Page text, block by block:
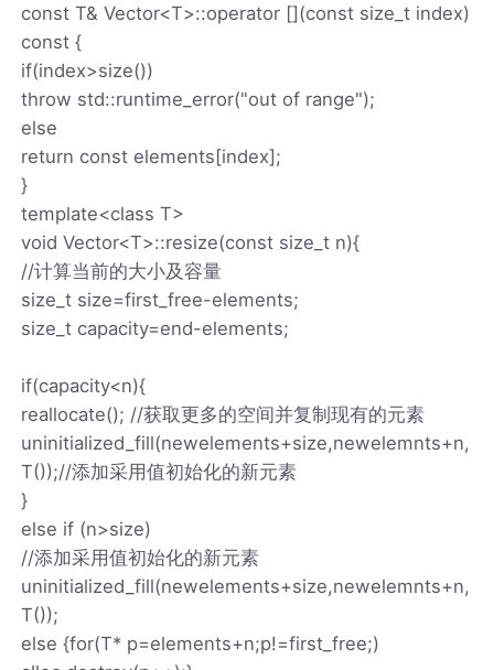
const T& Vector<T>::operator [](const size_t index)
const {
if(index>size())
throw std::runtime_error("out of range");
else
return const elements[index];
}
template<class T>
void Vector<T>::resize(const size_t n){
//计算当前的大小及容量
size_t size=first_free-elements;
size_t capacity=end-elements;
if(capacity<n){
reallocate(); //获取更多的空间并复制现有的元素
uninitialized_fill(newelements+size,newelemnts+n,
T());//添加采用值初始化的新元素
}
else if (n>size)
//添加采用值初始化的新元素
uninitialized_fill(newelements+size,newelemnts+n,
T());
else {for(T* p=elements+n;p!=first_free;)